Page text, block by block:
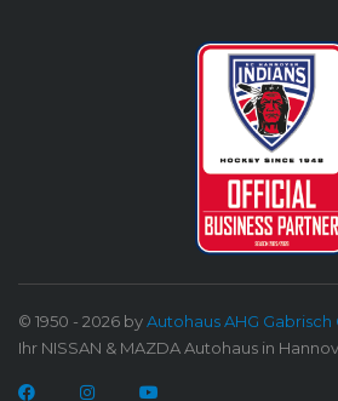
© 1950 - 2026 byAutohaus AHG Gabrisch
Ihr NISSAN & MAZDA Autohaus in